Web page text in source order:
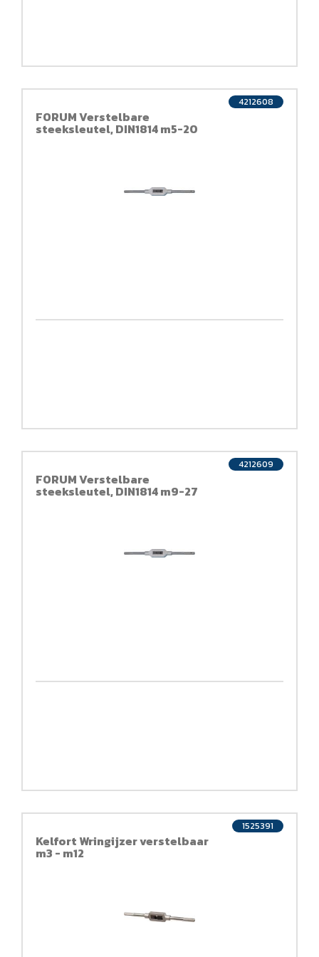
FORUM Verstelbare
steeksleutel, DIN1814 m5-20
4212608
FORUM Verstelbare
steeksleutel, DIN1814 m9-27
4212609
Kelfort Wringijzer verstelbaar
m3 - m12
1525391